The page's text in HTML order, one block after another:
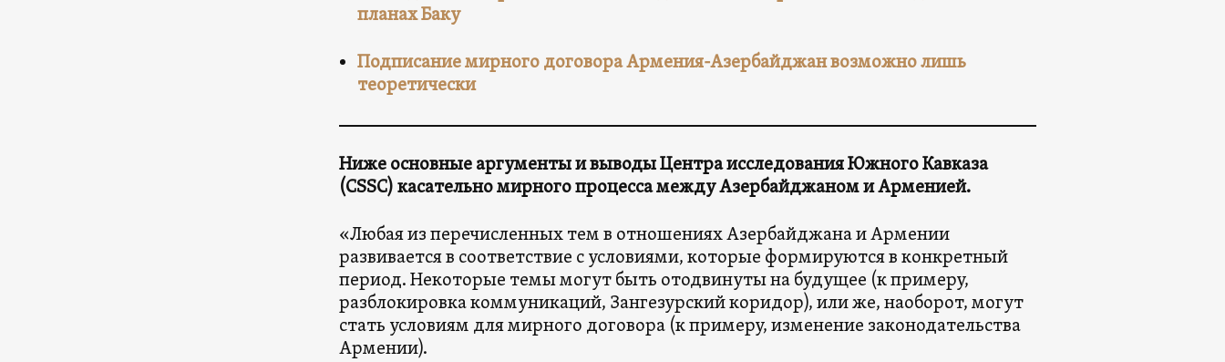
планах Баку
Подписание мирного договора Армения-Азербайджан возможно лишь
теоретически
Ниже основные аргументы и выводы Центра исследования Южного Кавказа
(CSSC) касательно мирного процесса между Азербайджаном и Арменией.
«Любая из перечисленных тем в отношениях Азербайджана и Армении
развивается в соответствие с условиями, которые формируются в конкретный
период. Некоторые темы могут быть отодвинуты на будущее (к примеру,
разблокировка коммуникаций, Зангезурский коридор), или же, наоборот, могут
стать условиям для мирного договора (к примеру, изменение законодательства
Армении).